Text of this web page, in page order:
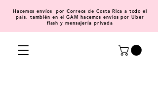
Hacemosenvíos por Correos de Costa Rica a todo el
país, también en el GAM hacemos envíos por Uber
flash y mensajería privada